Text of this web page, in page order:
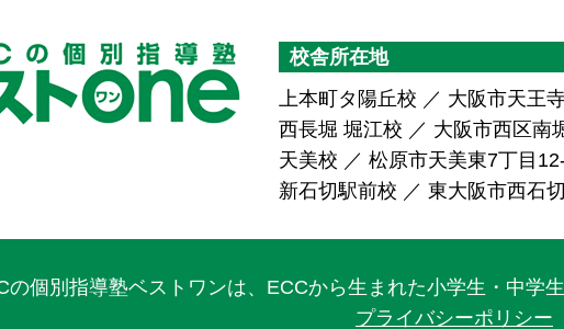
校舎所在地
上本町タ陽丘校 ／ 大阪市天王
西長堀 堀江校 ／ 大阪市西区南
天美校 ／ 松原市天美東7丁目
新石切駅前校 ／ 東大阪市西石
の個別指導塾ベストワンは、ECCから生まれた小学生・中学
プライバシーポリシー